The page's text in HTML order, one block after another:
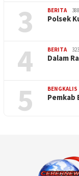
3 BERITA
Polsek
4 BERITA
Dalam
5 BENGKALIS
Pemkab